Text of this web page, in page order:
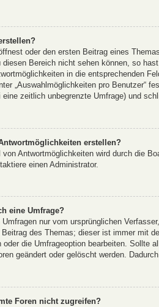
oder den ersten Beitrag eines
Bereich nicht sehen können, so
in die entsprechenden
„Auswahlmöglichkeiten pro Benutzer“
eine zeitlich unbegrenzte Umfrage) und
erstellen?
Antwortmöglichkeiten wird durch die
einen Administrator.
eine Umfrage?
nur vom ursprünglichen
Beitrag des Themas; dieser ist immer mit
oder die Umfrageoption bearbeiten.
geändert oder gelöscht werden.
Foren nicht zugreifen?